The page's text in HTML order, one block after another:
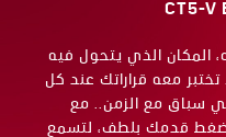
CT5-V
المكان الذي يتحول فيه
معه قراراتك عند كل
سباق مع الزمن.. مع
قدمك بلطف، لتسمع